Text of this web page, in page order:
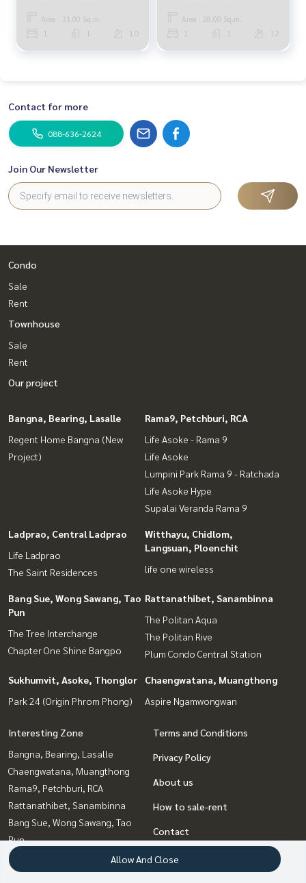
Area : 31.00 Sq.m.
1 1 10
Area : 28.00 Sq.m.
1 1 12
Contact for more
088-636-2624
Join Our Newsletter
Condo
Sale
Rent
Townhouse
Sale
Rent
Our project
Bangna, Bearing, Lasalle
Regent Home Bangna (New
Project)
Rama9, Petchburi, RCA
Life Asoke - Rama 9
Life Asoke
Lumpini Park Rama 9 - Ratchada
Life Asoke Hype
Supalai Veranda Rama 9
Ladprao, Central Ladprao
Life Ladprao
The Saint Residences
Witthayu, Chidlom,
Langsuan, Ploenchit
life one wireless
Bang Sue, Wong Sawang, Tao
Pun
The Tree Interchange
Chapter One Shine Bangpo
Rattanathibet, Sanambinna
The Politan Aqua
The Politan Rive
Plum Condo Central Station
Sukhumvit, Asoke, Thonglor
Park 24 (Origin Phrom Phong)
Chaengwatana, Muangthong
Aspire Ngamwongwan
Interesting Zone
Bangna, Bearing, Lasalle
Chaengwatana, Muangthong
Rama9, Petchburi, RCA
Rattanathibet, Sanambinna
Bang Sue, Wong Sawang, Tao
Pun
Sukhumvit, Asoke, Thonglor
Witthayu, Chidlom, Langsuan,
Terms and Conditions
Privacy Policy
About us
How to sale-rent
Contact
Allow And Close